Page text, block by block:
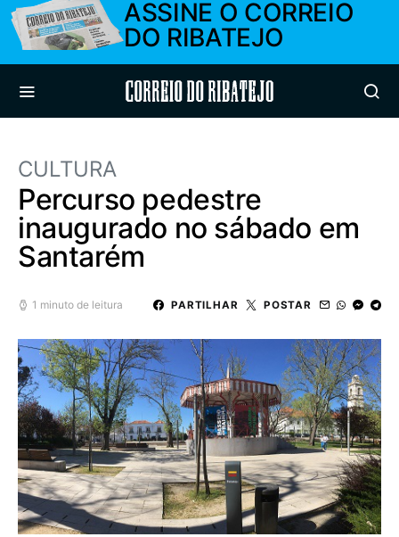
ASSINE O CORREIO
DO RIBATEJO
Correio do Ribatejo
CULTURA
Percurso pedestre
inaugurado no sábado em
Santarém
1 minuto de leitura PARTILHAR POSTAR